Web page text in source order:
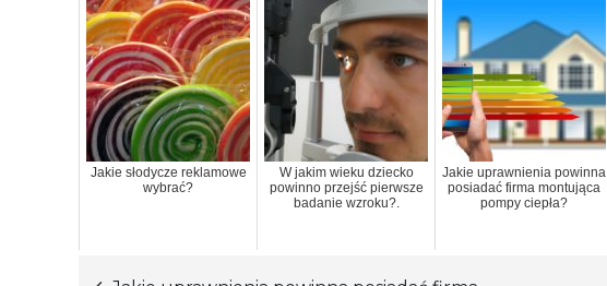
Jakie słodycze reklamowe
wybrać?
W jakim wieku dziecko
powinno przejść pierwsze
badanie wzroku?.
Jakie uprawnienia powinna
posiadać firma montująca
pompy ciepła?